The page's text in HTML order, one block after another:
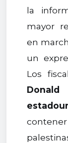
la
mayor
en
un
Los
Donald